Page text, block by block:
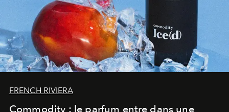
FRENCH RIVIERA
Commodity : le parfum entre dans une